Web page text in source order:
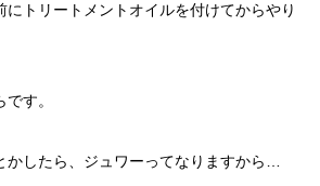
にトリートメントオイルを付けてからやり
す。
かしたら、ジュワーってなりますから…